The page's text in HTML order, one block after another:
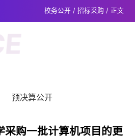
校务公开/ 招标采购 / 正文
预决算公开
采购一批计算机项目的更